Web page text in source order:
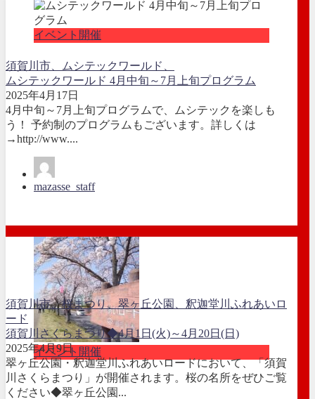
イベント開催
須賀川市、ムシテックワールド、
ムシテックワールド 4月中旬～7月上旬プログラム
2025年4月17日
4月中旬～7月上旬プログラムで、ムシテックを楽しも
う！ 予約制のプログラムもございます。詳しくは
→http://www....
mazasse_staff
イベント開催
須賀川市、桜まつり、翠ヶ丘公園、釈迦堂川ふれあいロ
ード
須賀川さくらまつり◆4月1日(火)～4月20日(日)
2025年4月9日
翠ヶ丘公園・釈迦堂川ふれあいロードにおいて、「須賀
川さくらまつり」が開催されます。桜の名所をぜひご覧
ください◆翠ヶ丘公園...